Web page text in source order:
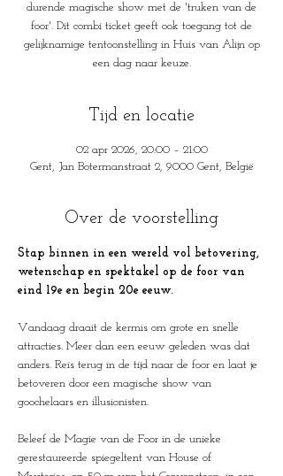
durende magische show met de 'truken van de
foor'. Dit combi ticket geeft ook toegang tot de
gelijknamige tentoonstelling in Huis van Alijn op
een dag naar keuze.
Tijd en locatie
02 apr 2026, 20:00 – 21:00
Gent, Jan Botermanstraat 2, 9000 Gent, België
Over de voorstelling
Stap binnen in een wereld vol betovering,
wetenschap en spektakel op de foor van
eind 19e en begin 20e eeuw.
Vandaag draait de kermis om grote en snelle
attracties. Meer dan een eeuw geleden was dat
anders. Reis terug in de tijd naar de foor en laat je
betoveren door een magische show van
goochelaars en illusionisten.
Beleef de Magie van de Foor in de unieke
gerestaureerde spiegeltent van House of